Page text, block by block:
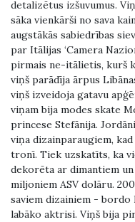
detalizētus izšuvumus.
sāka vienkārši no sava
augstākās sabiedrības
par Itālijas ‘Camera
pirmais ne-itālietis, kurš
viņš parādīja ārpus
viņš izveidoja gatavu
viņam bija modes skate
princese Stefānija.
viņa dizainparaugiem,
tronī. Tiek uzskatīts, ka
dekorēta ar dimantiem
miljoniem ASV dolāru.
saviem dizainiem - bordo
labāko aktrisi. Viņš bija